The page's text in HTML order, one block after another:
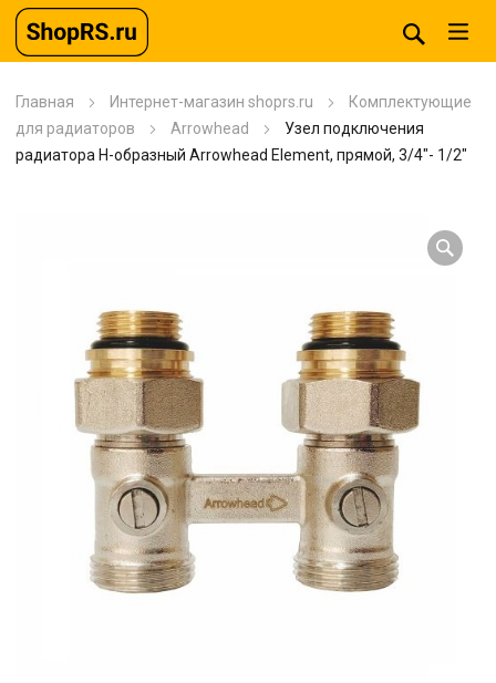
Главная Интернет-магазин shoprs.ru
Комплектующие
для радиаторов
Arrowhead
Узел подключения
радиатора H-образный Arrowhead Element, прямой, 3/4″- 1/2″